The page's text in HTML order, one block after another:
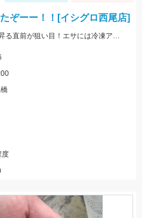
ぞーー！！[イシグロ西尾店]
豊浜釣り桟橋に豆アジ回遊中！日が昇る直前が狙い目！エサには冷凍アミエビ＆王道アジを使用しました！
度